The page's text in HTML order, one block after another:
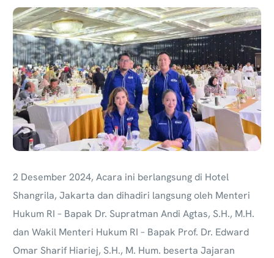
2 Desember 2024,Acara ini berlangsung di Hotel
Shangrila, Jakarta dan dihadiri langsung oleh Menteri
Hukum RI – Bapak Dr. Supratman Andi Agtas, S.H., M.H.
dan Wakil Menteri Hukum RI – Bapak Prof. Dr. Edward
Omar Sharif Hiariej, S.H., M. Hum. beserta Jajaran